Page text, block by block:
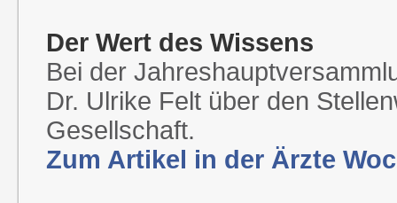
Der Wert des Wissens
Bei der
Dr. Ulrike Felt über den
Gesellschaft.
Zum Artikel in der Ärzte